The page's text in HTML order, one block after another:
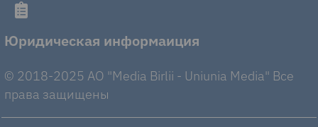
Юридическая информаиция
© 2018-2025 AO "Media Birlii - Uniunia Media" Все
права защищены